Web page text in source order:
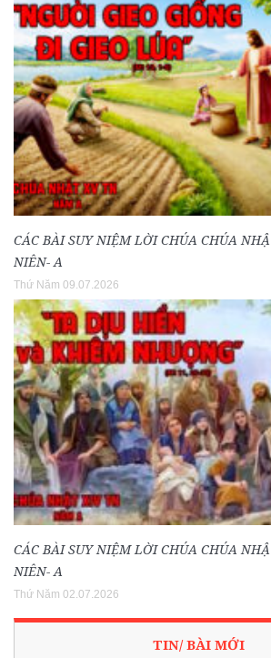
CÁC BÀI SUY NIỆM LỜI CHÚA CHÚA
NIÊN- A
Thứ Năm 09.07.2026
CÁC BÀI SUY NIỆM LỜI CHÚA CHÚA
NIÊN- A
Thứ Năm 02.07.2026
TIN/ BÀI MỚI